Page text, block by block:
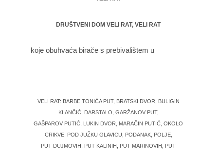
DRUŠTVENI DOM VELI RAT, VELI RAT
koje obuhvaća birače s prebivalištem u
VELI RAT: BARBE TONIĆA PUT, BRATSKI DVOR, BULIGIN
KLANČIĆ, DARSTALO, GARŽANOV PUT,
GAŠPAROV PUTIĆ, LUKIN DVOR, MARAČIN PUTIĆ, OKOLO
CRIKVE, POD JUŽKU GLAVICU, PODANAK, POLJE,
PUT DUJMOVIH, PUT KALINIH, PUT MARINOVIH, PUT